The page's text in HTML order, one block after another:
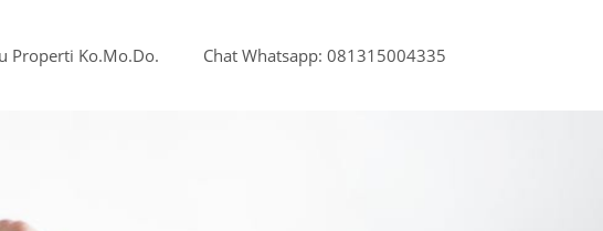
Properti Ko.Mo.Do. Chat Whatsapp: 081315004335